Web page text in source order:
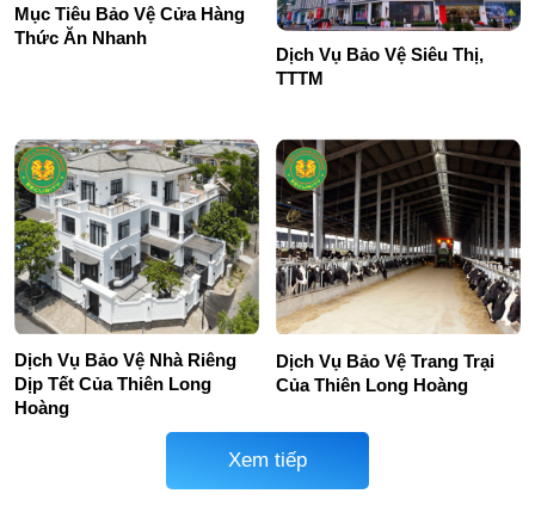
Mục Tiêu Bảo Vệ Cửa Hàng
Thức Ăn Nhanh
Dịch Vụ Bảo Vệ Siêu Thị,
TTTM
Dịch Vụ Bảo Vệ Nhà Riêng
Dịp Tết Của Thiên Long
Hoàng
Dịch Vụ Bảo Vệ Trang Trại
Của Thiên Long Hoàng
Xem tiếp